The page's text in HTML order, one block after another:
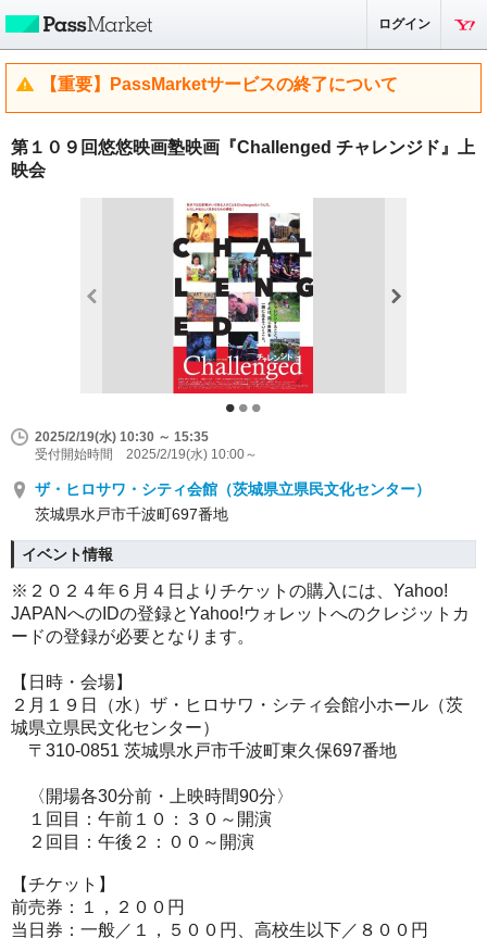
ログイン
【重要】PassMarketサービスの終了について
第１０９回悠悠映画塾映画『Challenged チャレンジド』上
映会
2025/2/19(水) 10:30 ～ 15:35
受付開始時間 2025/2/19(水) 10:00～
ザ・ヒロサワ・シティ会館（茨城県立県民文化センター）
茨城県水戸市千波町697番地
イベント情報
※２０２４年６月４日よりチケットの購入には、Yahoo!
JAPANへのIDの登録とYahoo!ウォレットへのクレジットカ
ードの登録が必要となります。
【日時・会場】
２月１９日（水）ザ・ヒロサワ・シティ会館小ホール（茨
城県立県民文化センター）
〒310-0851 茨城県水戸市千波町東久保697番地
〈開場各30分前・上映時間90分〉
１回目：午前１０：３０～開演
２回目：午後２：００～開演
【チケット】
前売券：１，２００円
当日券：一般／１，５００円、高校生以下／８００円